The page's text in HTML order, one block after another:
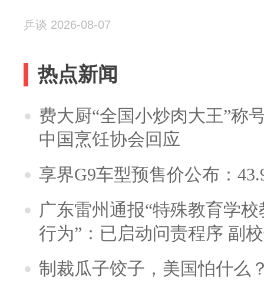
乒谈 2026-08-07
热点新闻
费大厨“全国小炒肉大王”称
中国烹饪协会回应
享界G9车型预售价公布：
广东雷州通报“特殊教育学
行为”：已启动问责程序 副
制裁瓜子饺子，美国怕什么